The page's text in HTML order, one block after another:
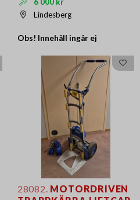
Lindesberg
Obs! Innehåll ingår ej
28082. MOTORDRIVEN